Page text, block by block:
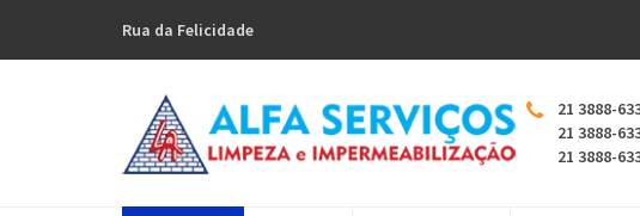
Rua da Felicidade
21 3888-
21 3888-
21 3888-